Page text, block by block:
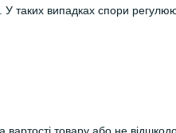
таких випадках спори
товару або не